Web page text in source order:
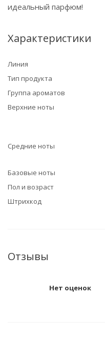
идеальный парфюм!
Характеристики
Линия
Тип продукта
Группа ароматов
Верхние ноты
Средние ноты
Базовые ноты
Пол и возраст
Штрихкод
Отзывы
Нет оценок